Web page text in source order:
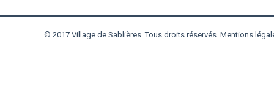
© 2017 Village de Sablières. Tous droits réservés. Mentions